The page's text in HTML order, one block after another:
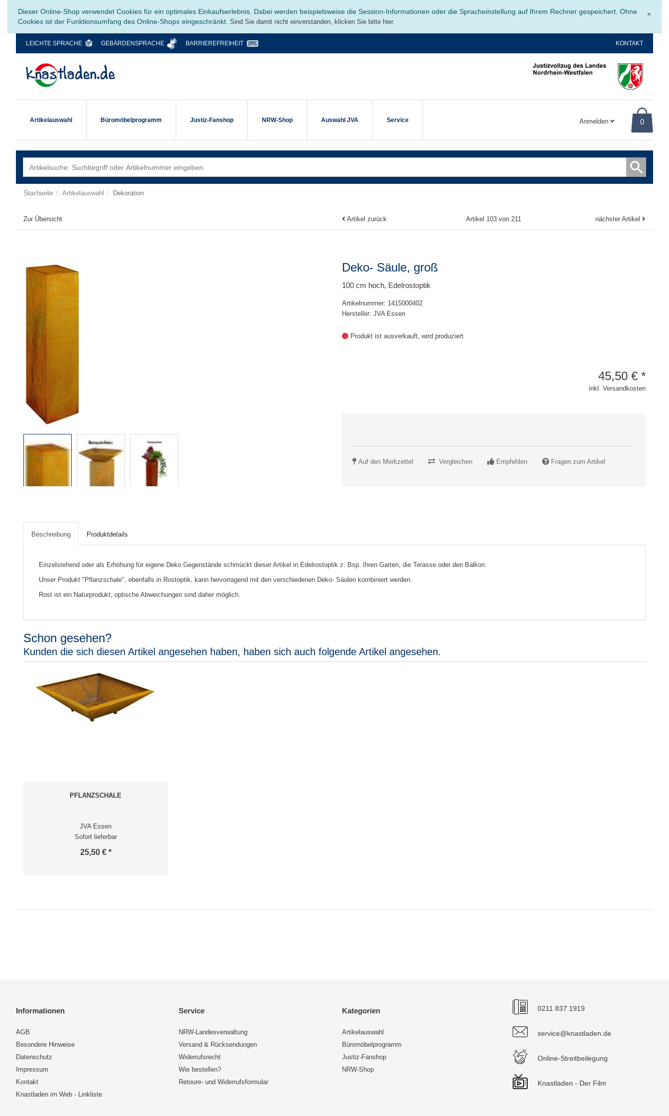
×
Dieser Online-Shop verwendet Cookies für ein optimales Einkaufserlebnis. Dabei werden beispielsweise die Session-Informationen oder die Spracheinstellung auf Ihrem Rechner gespeichert. Ohne
Cookies ist der Funktionsumfang des Online-Shops eingeschränkt. Sind Sie damit nicht einverstanden, klicken Sie bitte hier.
LEICHTE SPRACHE GEBÄRDENSPRACHE BARRIEREFREIHEIT KONTAKT
Artikelauswahl Büromöbelprogramm Justiz-Fanshop NRW-Shop Auswahl JVA Service Anmelden 0
Startseite Artikelauswahl Dekoration
Zur Übersicht Artikel zurück Artikel 103 von 211 nächster Artikel
Deko- Säule, groß
100 cm hoch, Edelrostoptik
Artikelnummer: 1415000402
Hersteller: JVA Essen
Produkt ist ausverkauft, wird produziert
45,50 € *
inkl. Versandkosten
Auf den Merkzettel Vergleichen Empfehlen Fragen zum Artikel
Beschreibung Produktdetails
Einzelstehend oder als Erhöhung für eigene Deko Gegenstände schmückt dieser Artikel in Edelrostoptik z. Bsp. Ihren Garten, die Terasse oder den Balkon.
Unser Produkt "Pflanzschale", ebenfalls in Rostoptik, kann hervorragend mit den verschiedenen Deko- Säulen kombiniert werden.
Rost ist ein Naturprodukt, optische Abweichungen sind daher möglich.
Schon gesehen?
Kunden die sich diesen Artikel angesehen haben, haben sich auch folgende Artikel angesehen.
PFLANZSCHALE
JVA Essen
Sofort lieferbar
25,50 € *
Informationen
AGB
Besondere Hinweise
Datenschutz
Impressum
Kontakt
Knastladen im Web - Linkliste
Service
NRW-Landesverwaltung
Versand & Rücksendungen
Widerrufsrecht
Wie bestellen?
Retoure- und Widerrufsformular
Kategorien
Artikelauswahl
Büromöbelprogramm
Justiz-Fanshop
NRW-Shop
0211 837 1919
service@knastladen.de
Online-Streitbeilegung
Knastladen - Der Film